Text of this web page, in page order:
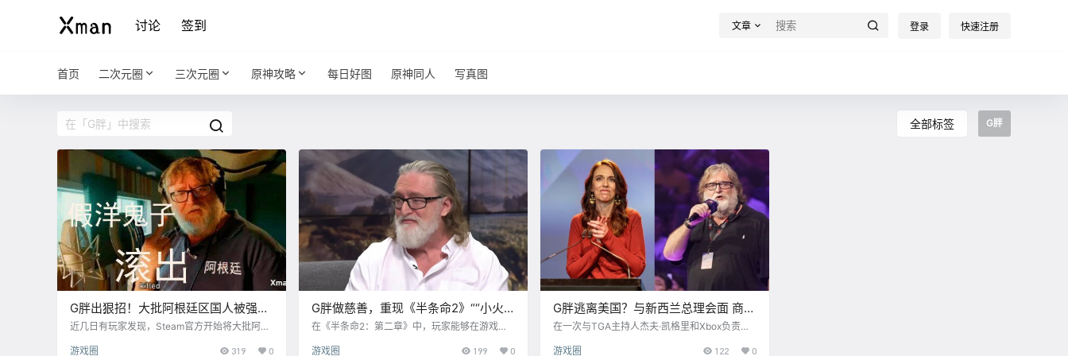
讨论 签到 文章 登录 快速注册
首页 二次元圈 三次元圈 原神攻略 每日好图 原神同人 写真图
全部标签 G胖
G胖出狠招！大批阿根廷区国人被强制
遣返回国区
近几日有玩家发现，Steam官方开始将大批阿根
都有被遣返的可能，账户中余下的阿根廷比索也
游戏圈 319 0
G胖做慈善，重现《半条命2》““小火
箭人””成就
在《半条命2：第二章》中，玩家能够在游戏中
到底并在起飞前将其放置在火箭飞船中，则玩家
游戏圈 199 0
G胖逃离美国？与新西兰总理会面 商讨
公司搬迁
在一次与TGA主持人杰夫·凯格里和Xbox负责人
透露他计划与新西兰总理杰辛达·阿德恩会面以商
游戏圈 122 0